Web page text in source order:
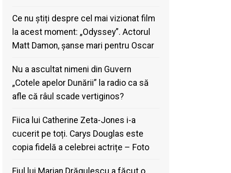
Ce nu știți despre cel mai vizionat film
la acest moment: „Odyssey”. Actorul
Matt Damon, șanse mari pentru Oscar
Nu a ascultat nimeni din Guvern
„Cotele apelor Dunării” la radio ca să
afle că râul scade vertiginos?
Fiica lui Catherine Zeta-Jones i-a
cucerit pe toți. Carys Douglas este
copia fidelă a celebrei actrițe – Foto
Fiul lui Marian Drăgulescu a făcut o